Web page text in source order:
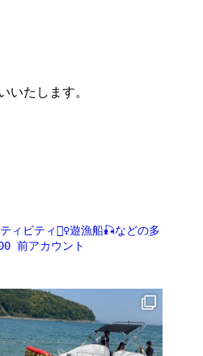
いたします。
ィビティ🏄‍♀️遊漁船🎣などの多
前アカウント